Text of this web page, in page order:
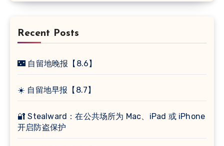
Recent Posts
🌃 自留地晚报【8.6】
☀️ 自留地早报【8.7】
🔐 Stealward：在公共场所为 Mac、iPad 或 iPhone
开启防盗保护